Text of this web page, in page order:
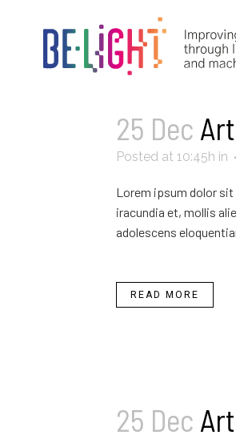
25 Dec
Posted at 10:45h in
Lorem ipsum dolor
iracundia et, mollis
adolescens
READ MORE
25 Dec